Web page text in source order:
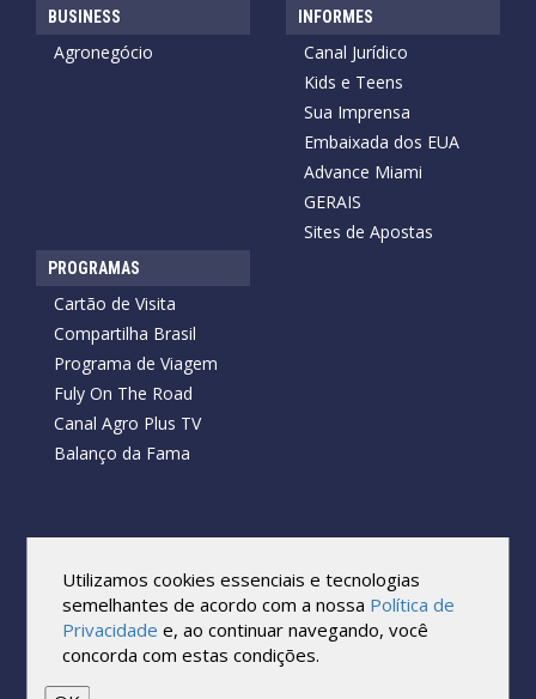
BUSINESS
Agronegócio
INFORMES
Canal Jurídico
Kids e Teens
Sua Imprensa
Embaixada dos EUA
Advance Miami
GERAIS
Sites de Apostas
PROGRAMAS
Cartão de Visita
Compartilha Brasil
Programa de Viagem
Fuly On The Road
Canal Agro Plus TV
Balanço da Fama
Todos os direitos reservados.
Reprodução no todo ou em parte sob qualquer forma ou meio,
sem expressa autorização por escrito do Cartão de Visita, é
proibida.
As marcas e imagens utilizadas no projeto são os direitos autorais
Utilizamos cookies essenciais e tecnologias
semelhantes de acordo com a nossa Política de
Privacidade e, ao continuar navegando, você
concorda com estas condições.